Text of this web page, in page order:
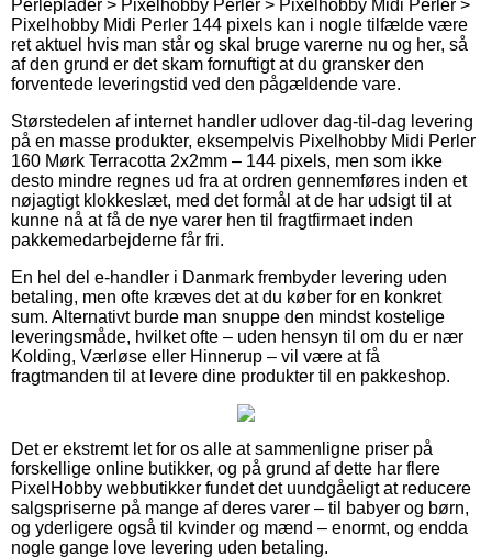
Perleplader > Pixelhobby Perler > Pixelhobby Midi Perler >
Pixelhobby Midi Perler 144 pixels kan i nogle tilfælde være
ret aktuel hvis man står og skal bruge varerne nu og her, så
af den grund er det skam fornuftigt at du gransker den
forventede leveringstid ved den pågældende vare.
Størstedelen af internet handler udlover dag-til-dag levering
på en masse produkter, eksempelvis Pixelhobby Midi Perler
160 Mørk Terracotta 2x2mm – 144 pixels, men som ikke
desto mindre regnes ud fra at ordren gennemføres inden et
nøjagtigt klokkeslæt, med det formål at de har udsigt til at
kunne nå at få de nye varer hen til fragtfirmaet inden
pakkemedarbejderne får fri.
En hel del e-handler i Danmark frembyder levering uden
betaling, men ofte kræves det at du køber for en konkret
sum. Alternativt burde man snuppe den mindst kostelige
leveringsmåde, hvilket ofte – uden hensyn til om du er nær
Kolding, Værløse eller Hinnerup – vil være at få
fragtmanden til at levere dine produkter til en pakkeshop.
Det er ekstremt let for os alle at sammenligne priser på
forskellige online butikker, og på grund af dette har flere
PixelHobby webbutikker fundet det uundgåeligt at reducere
salgspriserne på mange af deres varer – til babyer og børn,
og yderligere også til kvinder og mænd – enormt, og endda
nogle gange love levering uden betaling.